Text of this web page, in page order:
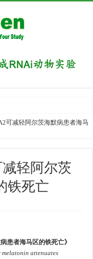
可减轻阿尔茨海默病患者海马
减轻阿尔茨
铁死亡
患者海马区的铁死亡》
attenuates